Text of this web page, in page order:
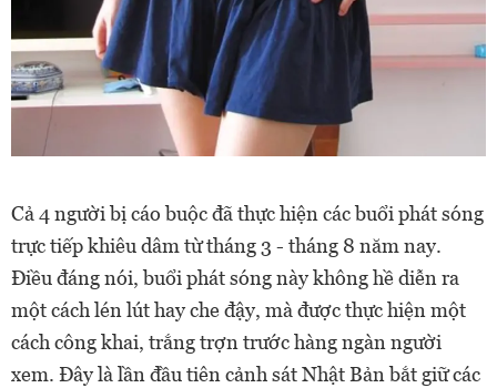
Cả 4 người bị cáo buộc đã thực hiện các buổi phát sóng
trực tiếp khiêu dâm từ tháng 3 - tháng 8 năm nay.
Điều đáng nói, buổi phát sóng này không hề diễn ra
một cách lén lút hay che đậy, mà được thực hiện một
cách công khai, trắng trợn trước hàng ngàn người
xem. Đây là lần đầu tiên cảnh sát Nhật Bản bắt giữ các